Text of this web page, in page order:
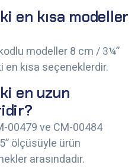
en kısa modeller
modeller 8 cm / 3¼”
kısa seçeneklerdir.
en uzun
00479 ve CM-00484
ölçüsüyle ürün
arasındadır.